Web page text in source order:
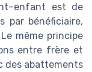
est de
par bénéficiaire,
même principe
entre frère et
des abattements